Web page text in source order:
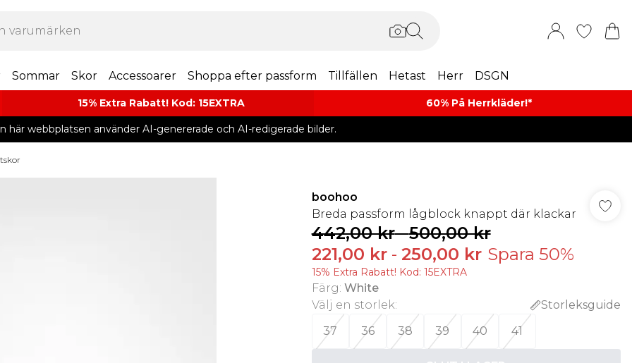
Sommar Skor Accessoarer Shoppa efter passform Tillfällen Hetast Herr DSGN
15% Extra Rabatt! Kod: 15EXTRA 60% På Herrkläder!*​
här webbplatsen använder AI-genererade och AI-redigerade bilder.
boohoo
Breda passform lågblock knappt där klackar
442,00 kr-500,00 kr
221,00 kr- 250,00 kr Spara 50%
15% Extra Rabatt! Kod: 15EXTRA
Färg: White
Välj en storlek:
Storleksguide
37
36 38 39 40 41